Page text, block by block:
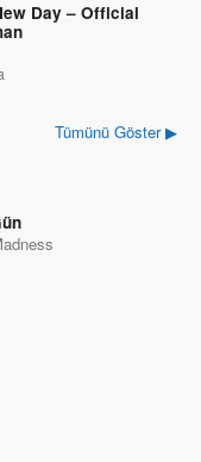
Day – Official
Tümünü Göster ▶